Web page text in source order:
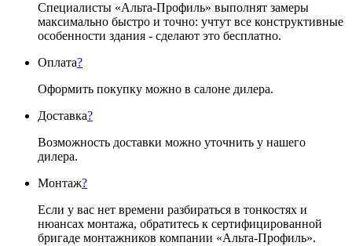
Специалисты «Альта-Профиль» выполнят замеры
максимально быстро и точно: учтут все конструктивные
особенности здания - сделают это бесплатно.
Оплата?
Оформить покупку можно в салоне дилера.
Доставка?
Возможность доставки можно уточнить у нашего
дилера.
Монтаж?
Если у вас нет времени разбираться в тонкостях и
нюансах монтажа, обратитесь к сертифицированной
бригаде монтажников компании «Альта-Профиль».